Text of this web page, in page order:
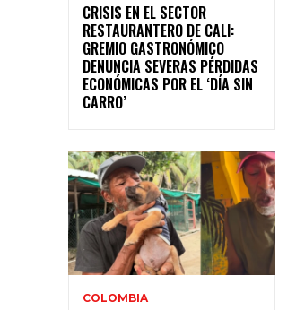
CRISIS EN EL SECTOR
RESTAURANTERO DE CALI:
GREMIO GASTRONÓMICO
DENUNCIA SEVERAS PÉRDIDAS
ECONÓMICAS POR EL ‘DÍA SIN
CARRO’
COLOMBIA